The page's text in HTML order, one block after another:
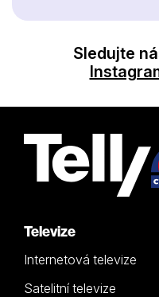
Sledujte
Televize
Internetová televize
Satelitní televize